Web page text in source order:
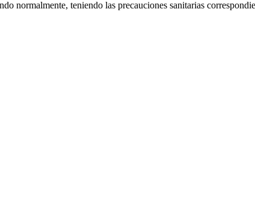
normalmente, teniendo las precauciones sanitarias